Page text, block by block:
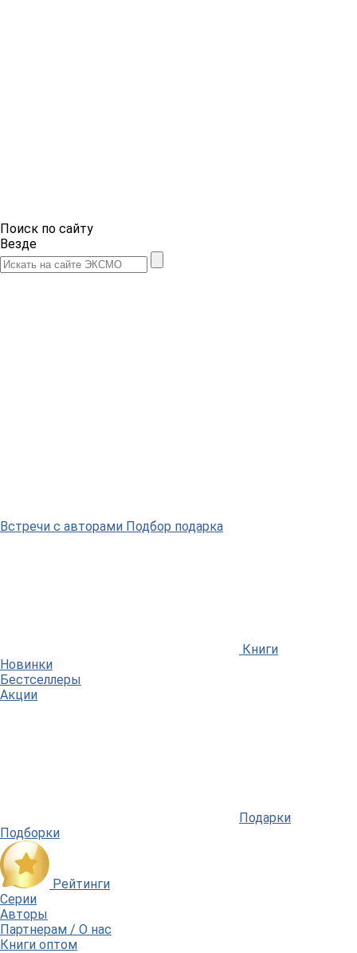
Поиск по сайту
Везде
Встречи с авторами Подбор подарка
Книги
Новинки
Бестселлеры
Акции
Подарки
Подборки
Рейтинги
Серии
Авторы
Партнерам / О нас
Книги оптом